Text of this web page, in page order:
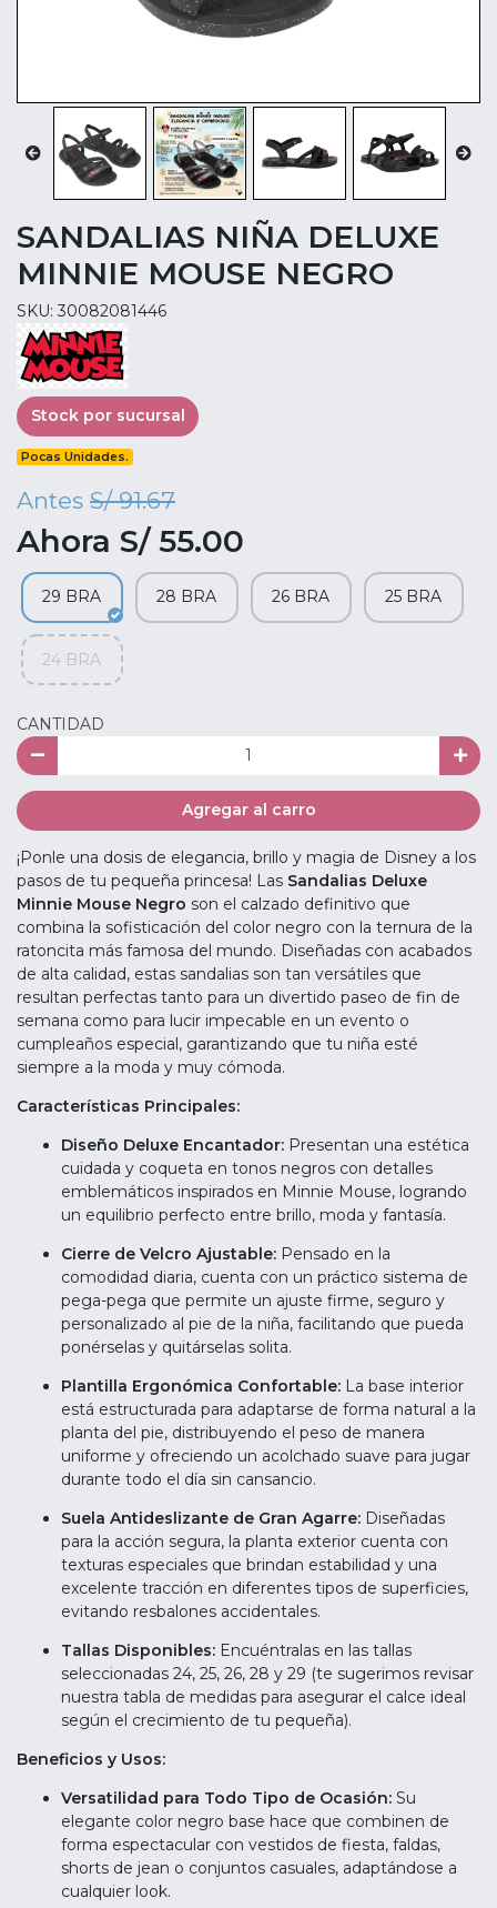
SANDALIAS NIÑA DELUXE
MINNIE MOUSE NEGRO
SKU: 30082081446
Stock por sucursal
Pocas Unidades.
Antes S/ 91.67
Ahora S/ 55.00
29 BRA 28 BRA 26 BRA 25 BRA
24 BRA
CANTIDAD
Agregar al carro
¡Ponle una dosis de elegancia, brillo y magia de Disney a los
pasos de tu pequeña princesa! Las Sandalias Deluxe
Minnie Mouse Negro son el calzado definitivo que
combina la sofisticación del color negro con la ternura de la
ratoncita más famosa del mundo. Diseñadas con acabados
de alta calidad, estas sandalias son tan versátiles que
resultan perfectas tanto para un divertido paseo de fin de
semana como para lucir impecable en un evento o
cumpleaños especial, garantizando que tu niña esté
siempre a la moda y muy cómoda.
Características Principales:
Diseño Deluxe Encantador: Presentan una estética
cuidada y coqueta en tonos negros con detalles
emblemáticos inspirados en Minnie Mouse, logrando
un equilibrio perfecto entre brillo, moda y fantasía.
Cierre de Velcro Ajustable: Pensado en la
comodidad diaria, cuenta con un práctico sistema de
pega-pega que permite un ajuste firme, seguro y
personalizado al pie de la niña, facilitando que pueda
ponérselas y quitárselas solita.
Plantilla Ergonómica Confortable: La base interior
está estructurada para adaptarse de forma natural a la
planta del pie, distribuyendo el peso de manera
uniforme y ofreciendo un acolchado suave para jugar
durante todo el día sin cansancio.
Suela Antideslizante de Gran Agarre: Diseñadas
para la acción segura, la planta exterior cuenta con
texturas especiales que brindan estabilidad y una
excelente tracción en diferentes tipos de superficies,
evitando resbalones accidentales.
Tallas Disponibles: Encuéntralas en las tallas
seleccionadas 24, 25, 26, 28 y 29 (te sugerimos revisar
nuestra tabla de medidas para asegurar el calce ideal
según el crecimiento de tu pequeña).
Beneficios y Usos:
Versatilidad para Todo Tipo de Ocasión: Su
elegante color negro base hace que combinen de
forma espectacular con vestidos de fiesta, faldas,
shorts de jean o conjuntos casuales, adaptándose a
cualquier look.